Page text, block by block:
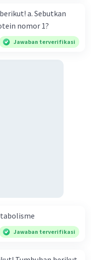
nomor 1?
Jawaban terverifikasi
Jawaban terverifikasi